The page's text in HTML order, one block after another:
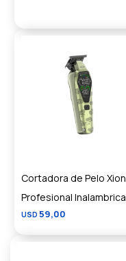
Cortadora de Pelo Xion
Profesional Inalambrica
USD 59,00